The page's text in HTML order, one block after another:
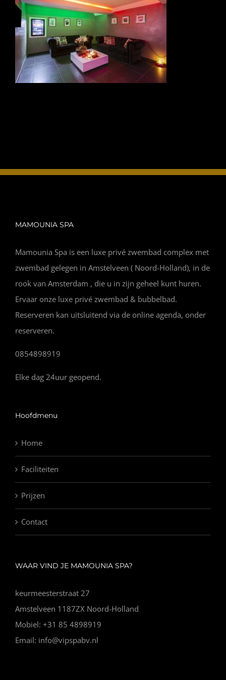
INFO
OPENINGSTIJDEN
MAMOUNIA SPA
Mamounia Spa is een luxe privé zwembad complex met
zwembad gelegen in Amstelveen ( Noord-Holland), in de
rook van Amsterdam , die u in zijn geheel kunt huren.
Ervaar onze luxe privé zwembad & bubbelbad.
Reserveren kan uitsluitend via de online agenda, onder
reserveren.
0854898919
Elke dag 24uur geopend.
Hoofdmenu
Home
Faciliteiten
Prijzen
Contact
WAAR VIND JE MAMOUNIA SPA?
keurmeesterstraat 27
Amstelveen 1187ZX Noord-Holland
Mobiel: +31 85 4898919
Email: info@vipspabv.nl